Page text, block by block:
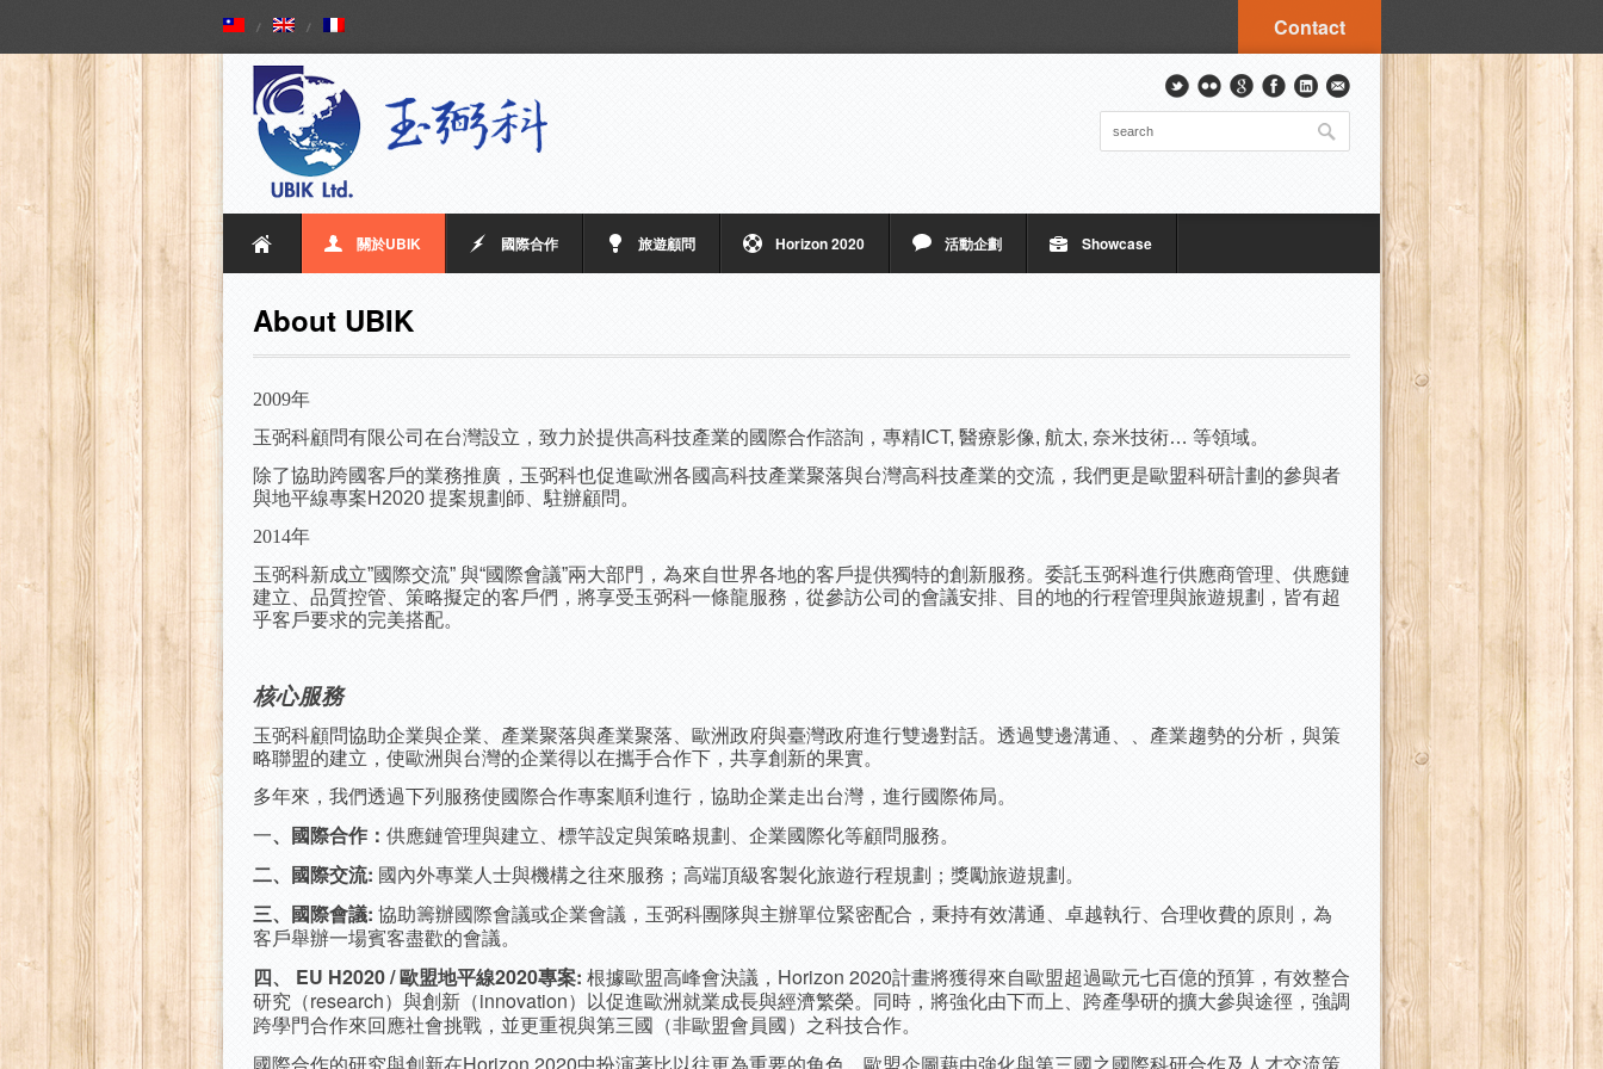
Contact
關於UBIK 國際合作 旅遊顧問 Horizon 2020 活動企劃 Showcase
About UBIK
2009年
玉弼科顧問有限公司在台灣設立，致力於提供高科技產業的國際合作諮詢，專精ICT, 醫療影像, 航太, 奈米技術… 等領域。
除了協助跨國客戶的業務推廣，玉弼科也促進歐洲各國高科技產業聚落與台灣高科技產業的交流，我們更是歐盟科研計劃的參與者
與地平線專案H2020 提案規劃師、駐辦顧問。
2014年
玉弼科新成立”國際交流” 與“國際會議”兩大部門，為來自世界各地的客戶提供獨特的創新服務。委託玉弼科進行供應商管理、供應鏈
建立、品質控管、策略擬定的客戶們，將享受玉弼科一條龍服務，從參訪公司的會議安排、目的地的行程管理與旅遊規劃，皆有超
乎客戶要求的完美搭配。
核心服務
玉弼科顧問協助企業與企業、產業聚落與產業聚落、歐洲政府與臺灣政府進行雙邊對話。透過雙邊溝通、、產業趨勢的分析，與策
略聯盟的建立，使歐洲與台灣的企業得以在攜手合作下，共享創新的果實。
多年來，我們透過下列服務使國際合作專案順利進行，協助企業走出台灣，進行國際佈局。
一、 國際合作： 供應鏈管理與建立、標竿設定與策略規劃、企業國際化等顧問服務。
二、 國際交流: 國內外專業人士與機構之往來服務；高端頂級客製化旅遊行程規劃；獎勵旅遊規劃。
三、 國際會議: 協助籌辦國際會議或企業會議，玉弼科團隊與主辦單位緊密配合，秉持有效溝通、卓越執行、合理收費的原則，為
客戶舉辦一場賓客盡歡的會議。
四、 EU H2020 / 歐盟地平線2020專案: 根據歐盟高峰會決議，Horizon 2020計畫將獲得來自歐盟超過歐元七百億的預算，有效整合
研究（research）與創新（innovation）以促進歐洲就業成長與經濟繁榮。同時，將強化由下而上、跨產學研的擴大參與途徑，強調
跨學門合作來回應社會挑戰，並更重視與第三國（非歐盟會員國）之科技合作。